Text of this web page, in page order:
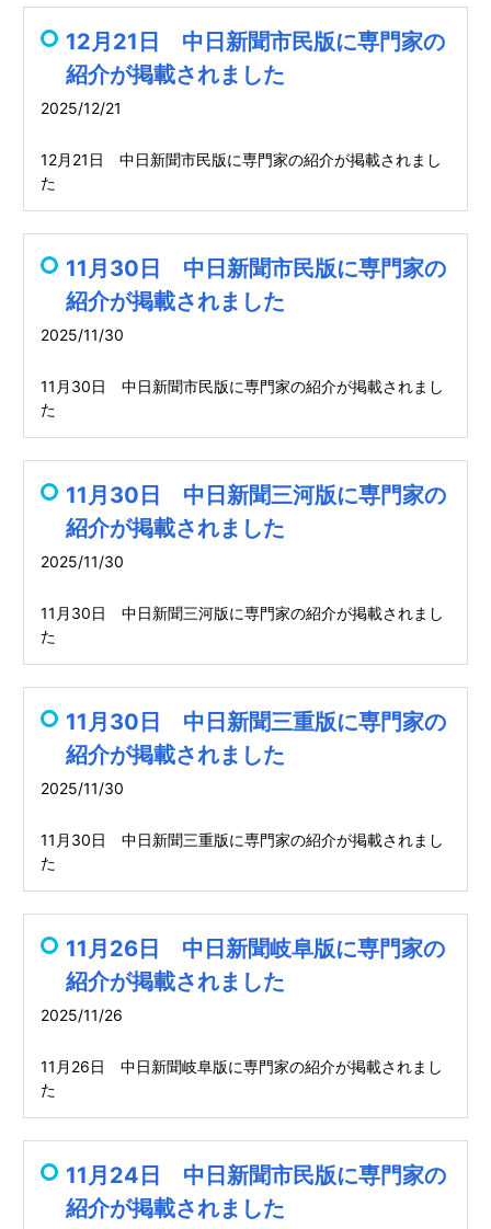
12月21日 中日新聞市民版に専門家の
紹介が掲載されました
2025/12/21
12月21日 中日新聞市民版に専門家の紹介が掲載されまし
た
11月30日 中日新聞市民版に専門家の
紹介が掲載されました
2025/11/30
11月30日 中日新聞市民版に専門家の紹介が掲載されまし
た
11月30日 中日新聞三河版に専門家の
紹介が掲載されました
2025/11/30
11月30日 中日新聞三河版に専門家の紹介が掲載されまし
た
11月30日 中日新聞三重版に専門家の
紹介が掲載されました
2025/11/30
11月30日 中日新聞三重版に専門家の紹介が掲載されまし
た
11月26日 中日新聞岐阜版に専門家の
紹介が掲載されました
2025/11/26
11月26日 中日新聞岐阜版に専門家の紹介が掲載されまし
た
11月24日 中日新聞市民版に専門家の
紹介が掲載されました